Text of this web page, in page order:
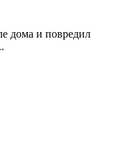
дома и повредил